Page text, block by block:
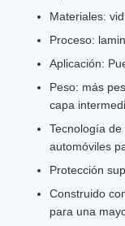
Materiales:
Proceso:
Aplicación:
Peso: más
capa
Tecnología
automóviles
Protección
Construido
para una